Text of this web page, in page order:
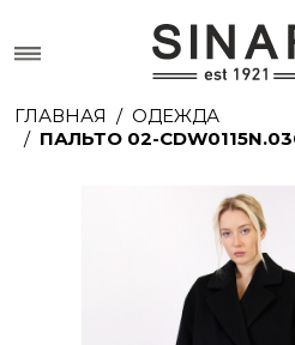
ГЛАВНАЯ
ОДЕЖДА
ПАЛЬТО 02-